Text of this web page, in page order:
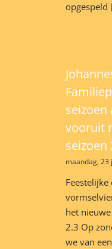
opgespeld
vooruit
seizoen
maandag, 23
het
2.3 Op
we van